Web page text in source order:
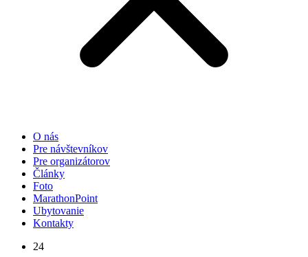
O nás
Pre návštevníkov
Pre organizátorov
Články
Foto
MarathonPoint
Ubytovanie
Kontakty
24